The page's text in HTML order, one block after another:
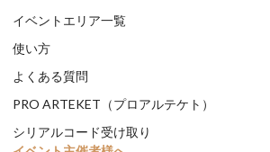
イベントエリア一覧
使い方
よくある質問
PRO ARTEKET（プロアルテケト）
シリアルコード受け取り